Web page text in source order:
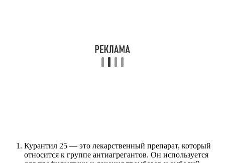
Курантил 25 — это лекарственный препарат, который
относится к группе антиагрегантов. Он используется